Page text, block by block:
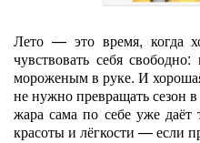
Лето — этовремя, когда
чувствовать себясвободно:
мороженымв руке. И
ненужнопревращатьсезон в
жара сама по себеужедаёт
красотыи лёгкости — если